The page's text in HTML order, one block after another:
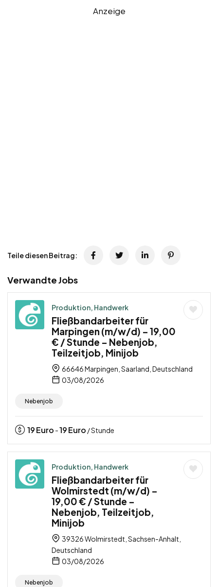
Anzeige
Teile diesen Beitrag:
Verwandte Jobs
Produktion, Handwerk
Fließbandarbeiter für
Marpingen (m/w/d) – 19,00
€ / Stunde – Nebenjob,
Teilzeitjob, Minijob
66646 Marpingen, Saarland, Deutschland
03/08/2026
Nebenjob
19Euro -19Euro / Stunde
Produktion, Handwerk
Fließbandarbeiter für
Wolmirstedt (m/w/d) –
19,00 € / Stunde –
Nebenjob, Teilzeitjob,
Minijob
39326 Wolmirstedt, Sachsen-Anhalt,
Deutschland
03/08/2026
Nebenjob